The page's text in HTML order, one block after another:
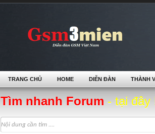
Tìm nhanh Forum - tại đây
TRANG CHỦ HOME DIỄN ĐÀN THÀNH